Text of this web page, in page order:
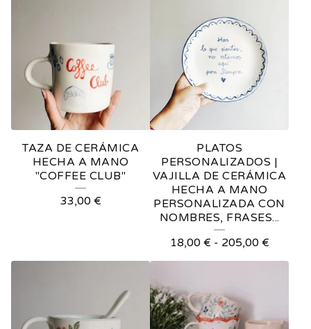
TAZA DE CERÁMICA
HECHA A MANO
"COFFEE CLUB"
33,00 €
PLATOS
PERSONALIZADOS |
VAJILLA DE CERÁMICA
HECHA A MANO
PERSONALIZADA CON
NOMBRES, FRASES...
18,00 € - 205,00 €